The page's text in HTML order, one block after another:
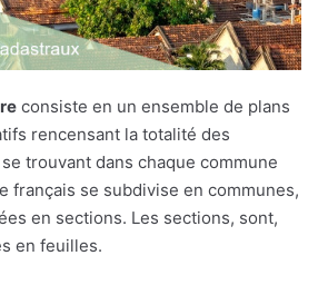
consiste en un ensemble de plans
rencensant la totalité des
trouvant dans chaque commune
français se subdivise en communes,
en sections. Les sections, sont,
en feuilles.